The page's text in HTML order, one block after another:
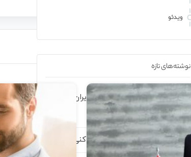
ویدئو
نوشته‌های تازه
فرزانه فصیحی سریعترین دختر ایران از
موفقیت می‌گوید
آماده ای کسب کار خودتو شروع کنی؟